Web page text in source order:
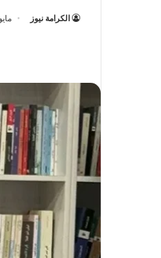
الكرامة نيوز مايو 18, 2026